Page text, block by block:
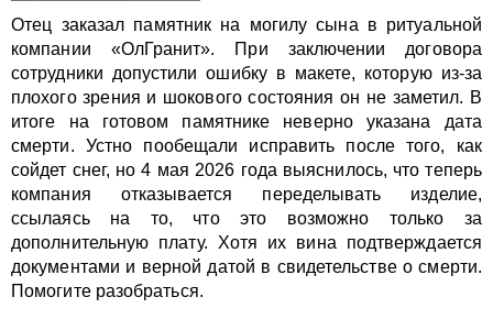
Отец заказал памятник на могилу сына в ритуальной
компании «ОлГранит». При заключении договора
сотрудники допустили ошибку в макете, которую из-за
плохого зрения и шокового состояния он не заметил. В
итоге на готовом памятнике неверно указана дата
смерти. Устно пообещали исправить после того, как
сойдет снег, но 4 мая 2026 года выяснилось, что теперь
компания отказывается переделывать изделие,
ссылаясь на то, что это возможно только за
дополнительную плату. Хотя их вина подтверждается
документами и верной датой в свидетельстве о смерти.
Помогите разобраться.